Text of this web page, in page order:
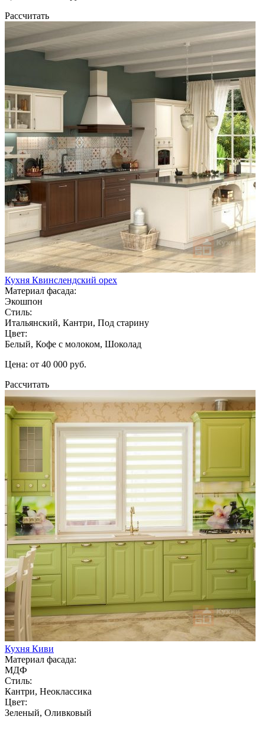
Рассчитать
Кухня Квинслендский орех
Материал фасада:
Экошпон
Стиль:
Итальянский, Кантри, Под старину
Цвет:
Белый, Кофе с молоком, Шоколад
Цена: от 40 000 руб.
Рассчитать
Кухня Киви
Материал фасада:
МДФ
Стиль:
Кантри, Неоклассика
Цвет:
Зеленый, Оливковый